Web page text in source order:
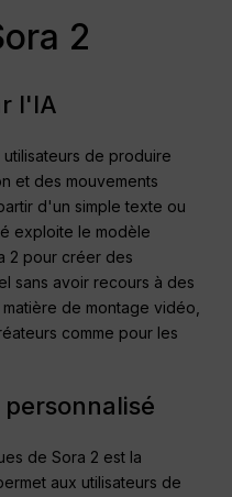
2
l'IA
de produire
et des mouvements
d'un simple texte ou
exploite le modèle
2 pour créer des
sans avoir recours à des
de montage vidéo,
comme pour les
de Sora 2 est la
aux utilisateurs de